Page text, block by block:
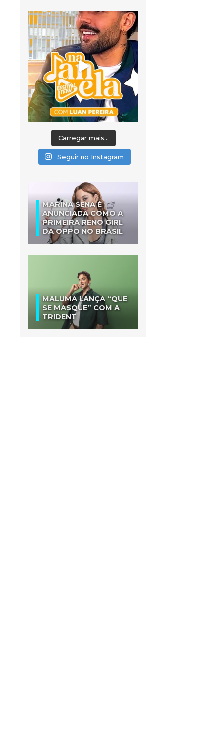
Carregar mais...
Seguir no Instagram
MARINA SENA É
ANUNCIADA COMO A
PRIMEIRA RENO GIRL
DA OPPO NO BRASIL
MALUMA LANÇA “QUE
SE MASQUE” COM A
TRIDENT